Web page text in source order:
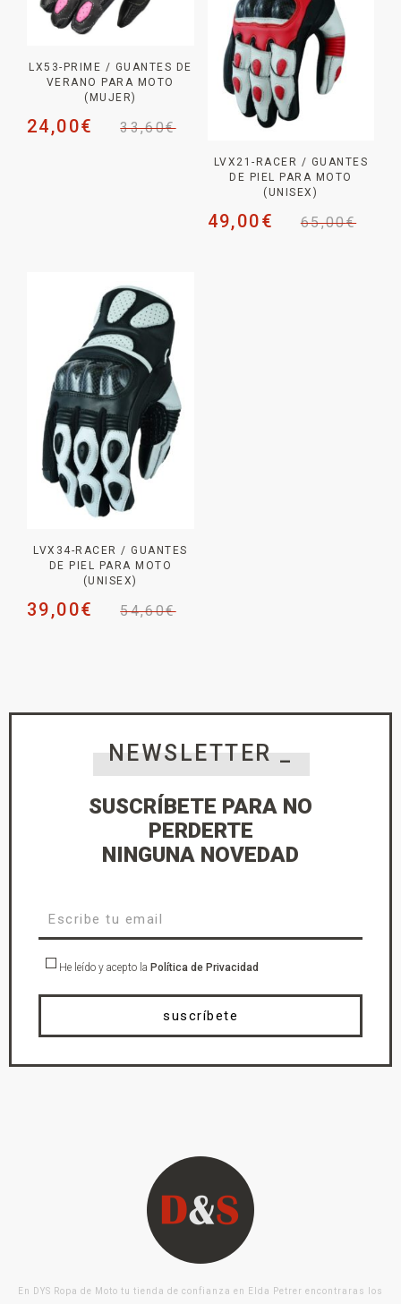
LX53-PRIME / GUANTES DE
VERANO PARA MOTO
(MUJER)
33,60€
24,00€
LVX21-RACER / GUANTES
DE PIEL PARA MOTO
(UNISEX)
65,00€
49,00€
LVX34-RACER / GUANTES
DE PIEL PARA MOTO
(UNISEX)
54,60€
39,00€
NEWSLETTER _
SUSCRÍBETE PARA NO
PERDERTE
NINGUNA NOVEDAD
He leído y acepto la Política de Privacidad
suscríbete
En DYS Ropa de Moto tu tienda de confianza en Elda Petrer encontraras los